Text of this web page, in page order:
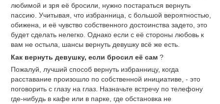
любимой и зря её бросили, нужно постараться вернуть
пассию. Учитывая, что избранница, с большой вероятностью,
обижена, и её чувство собственного достоинства задето, это
будет сделать нелегко. Однако если с её стороны любовь к
вам не остыла, шансы вернуть девушку всё же есть.
Как вернуть девушку, если бросил её сам ?
Пожалуй, лучший способ вернуть избранницу, когда
расставание произошло по собственной инициативе, - это
поговорить с глазу на глаз. Назначьте встречу по телефону
где-нибудь в кафе или в парке, где обстановка не